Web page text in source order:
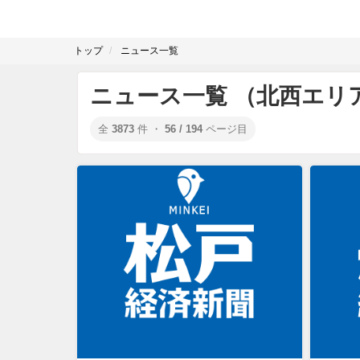
トップ ニュース一覧
ニュース一覧 （北西エリ
全 3873 件 ・ 56 / 194 ページ目